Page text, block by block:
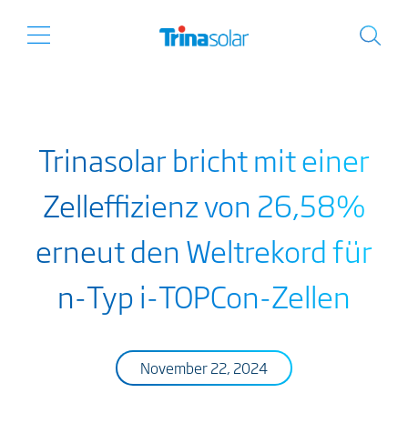
Trinasolar bricht mit einer
Zelleffizienz von 26,58%
erneut den Weltrekord für
n-Typ i-TOPCon-Zellen
November 22, 2024